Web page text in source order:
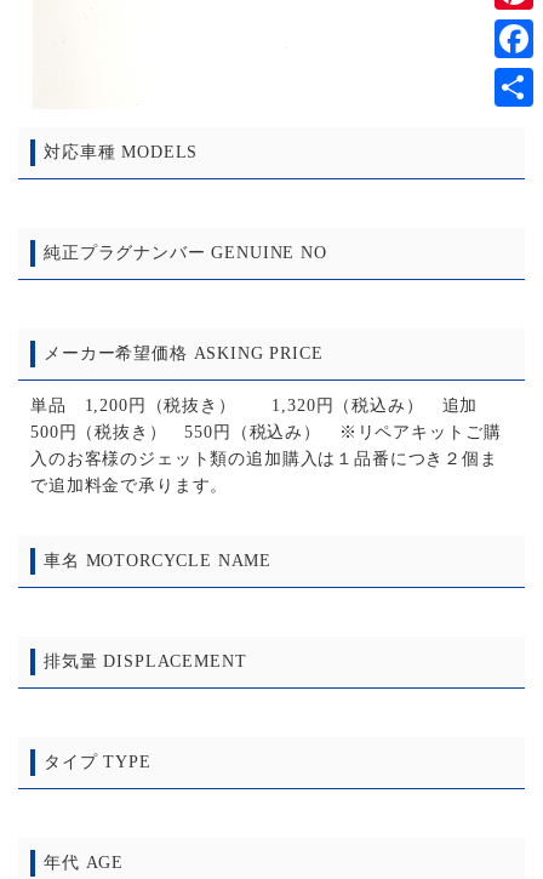
対応車種 MODELS
純正プラグナンバー GENUINE NO
メーカー希望価格 ASKING PRICE
単品 1,200円（税抜き） 1,320円（税込み） 追加
500円（税抜き） 550円（税込み） ※リペアキットご購
入のお客様のジェット類の追加購入は１品番につき２個ま
で追加料金で承ります。
車名 MOTORCYCLE NAME
排気量 DISPLACEMENT
タイプ TYPE
年代 AGE